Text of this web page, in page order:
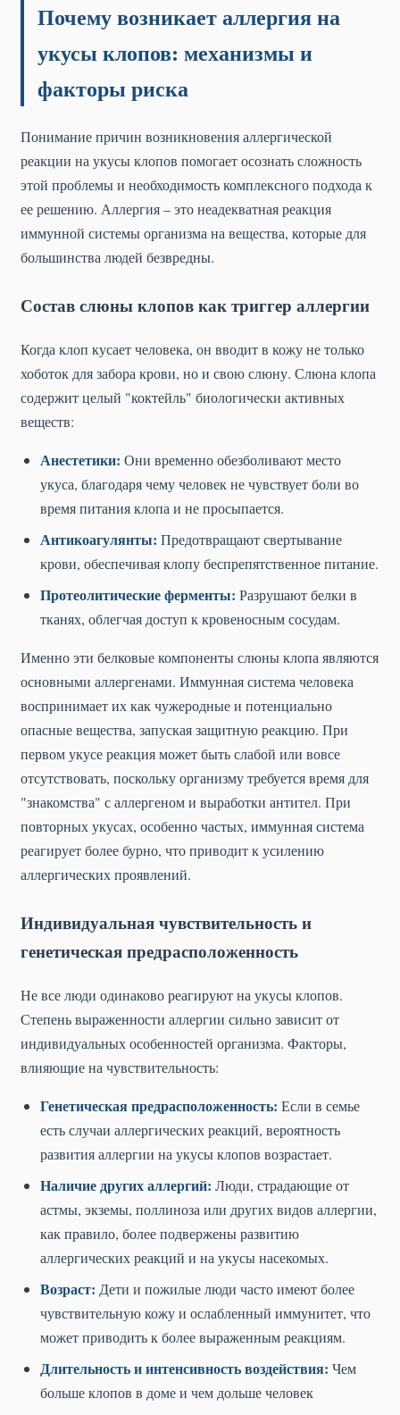
Почему возникает аллергия на
укусы клопов: механизмы и
факторы риска
Понимание причин возникновения аллергической
реакции на укусы клопов помогает осознать сложность
этой проблемы и необходимость комплексного подхода к
ее решению. Аллергия – это неадекватная реакция
иммунной системы организма на вещества, которые для
большинства людей безвредны.
Состав слюны клопов как триггер аллергии
Когда клоп кусает человека, он вводит в кожу не только
хоботок для забора крови, но и свою слюну. Слюна клопа
содержит целый "коктейль" биологически активных
веществ:
Анестетики: Они временно обезболивают место
укуса, благодаря чему человек не чувствует боли во
время питания клопа и не просыпается.
Антикоагулянты: Предотвращают свертывание
крови, обеспечивая клопу беспрепятственное питание.
Протеолитические ферменты: Разрушают белки в
тканях, облегчая доступ к кровеносным сосудам.
Именно эти белковые компоненты слюны клопа являются
основными аллергенами. Иммунная система человека
воспринимает их как чужеродные и потенциально
опасные вещества, запуская защитную реакцию. При
первом укусе реакция может быть слабой или вовсе
отсутствовать, поскольку организму требуется время для
"знакомства" с аллергеном и выработки антител. При
повторных укусах, особенно частых, иммунная система
реагирует более бурно, что приводит к усилению
аллергических проявлений.
Индивидуальная чувствительность и
генетическая предрасположенность
Не все люди одинаково реагируют на укусы клопов.
Степень выраженности аллергии сильно зависит от
индивидуальных особенностей организма. Факторы,
влияющие на чувствительность:
Генетическая предрасположенность: Если в семье
есть случаи аллергических реакций, вероятность
развития аллергии на укусы клопов возрастает.
Наличие других аллергий: Люди, страдающие от
астмы, экземы, поллиноза или других видов аллергии,
как правило, более подвержены развитию
аллергических реакций и на укусы насекомых.
Возраст: Дети и пожилые люди часто имеют более
чувствительную кожу и ослабленный иммунитет, что
может приводить к более выраженным реакциям.
Длительность и интенсивность воздействия: Чем
больше клопов в доме и чем дольше человек